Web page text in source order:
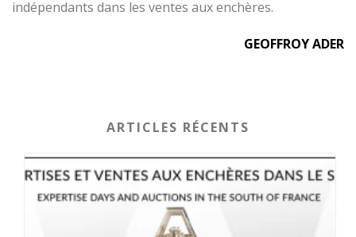
indépendants dans les ventes aux enchères.
GEOFFROY ADER
ARTICLES RÉCENTS